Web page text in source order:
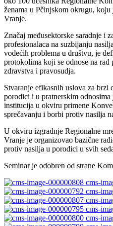
ženama u Pčinjskom okrugu,
Vranje.
Značaj međusektorske saradnje i
profesionalaca na suzbijanju
vodećih problema u društvu, je
protokolima koji se odnose na
zdravstva i pravosudja.
Stvaranje efikasnih uslova za brzi
porodici i u pratnerskim
institucija u okviru primene
sprečavanju i borbi protiv nasilja
U okviru izgradnje Regionalne
Vranje je organizovao bazične
protiv nasilja u porodici u svih
Seminar je odobren od strane
cms-
cms-
cms-
cms-
cms-